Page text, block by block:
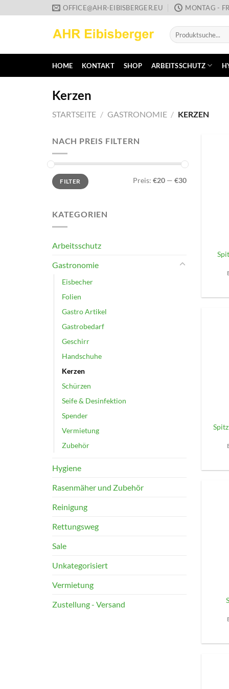
Inhalt
OFFICE@AHR-EIBISBERGER.EU MONTAG -
Suche
nach:
HOME KONTAKT SHOP ARBEITSSCHUTZ
Kerzen
STARTSEITE / GASTRONOMIE / KERZEN
NACH PREIS FILTERN
Min.
Preis
Max.
PreisFILTER Preis: €20— €30
KATEGORIEN
Arbeitsschutz
Gastronomie
Eisbecher
Folien
Gastro Artikel
Gastrobedarf
Geschirr
Handschuhe
Kerzen
Schürzen
Seife & Desinfektion
Spender
Vermietung
Zubehör
Hygiene
Rasenmäher und Zubehör
Reinigung
Rettungsweg
Sale
Unkategorisiert
Vermietung
Zustellung - Versand